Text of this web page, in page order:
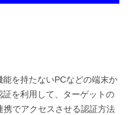
を持たないPCなどの端末か
を利用して、ターゲットの
でアクセスさせる認証方法